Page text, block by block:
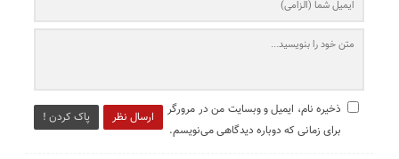
ارسال نظر پاک کردن !
ذخیره نام، ایمیل و وبسایت من در مرورگر
برای زمانی که دوباره دیدگاهی می‌نویسم.